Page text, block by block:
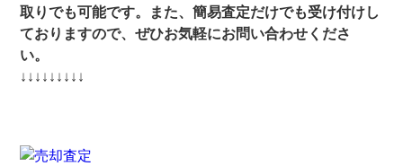
取りでも可能です。また、簡易査定だけでも受け付けし
ておりますので、ぜひお気軽にお問い合わせくださ
い。
↓↓↓↓↓↓↓↓↓